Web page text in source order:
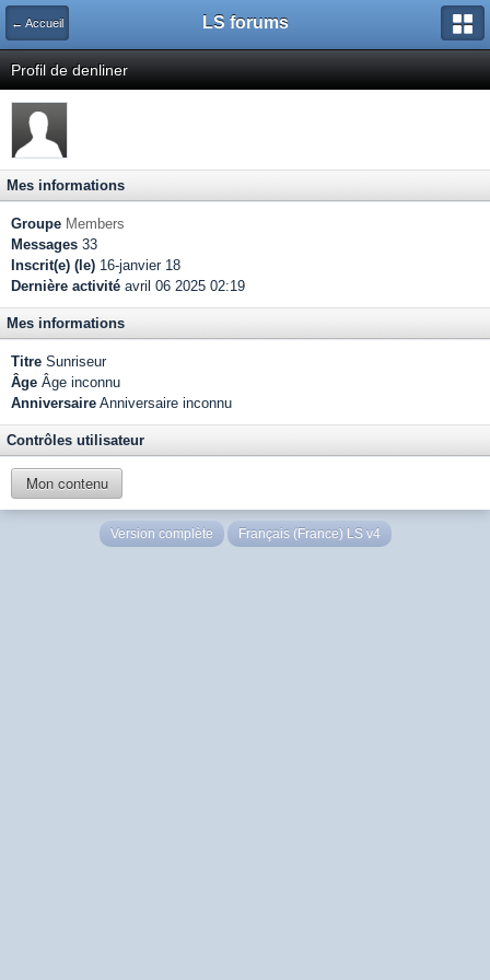
← Accueil LS forums
Profil de denliner
Mes informations
Groupe Members
Messages 33
Inscrit(e) (le) 16-janvier 18
Dernière activité avril 06 2025 02:19
Mes informations
Titre Sunriseur
Âge Âge inconnu
Anniversaire Anniversaire inconnu
Contrôles utilisateur
Mon contenu
Version complète Français (France) LS v4